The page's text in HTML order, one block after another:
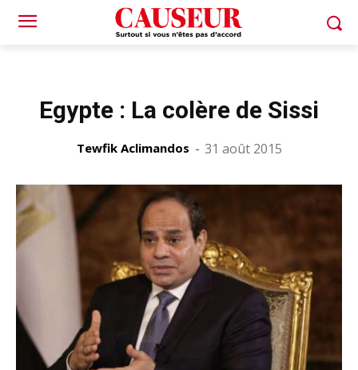
Egypte : La colère de Sissi
Tewfik Aclimandos - 31 août 2015